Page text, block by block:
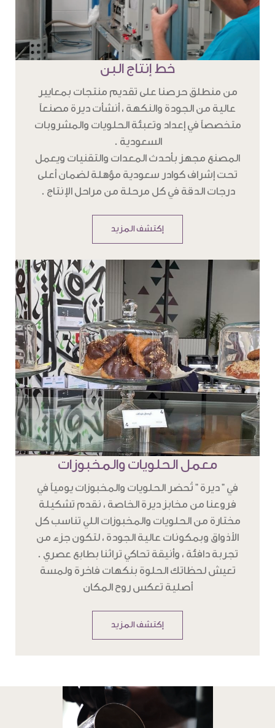
خط إنتاج البن
من منطلق حرصنا على تقديم منتجات بمعايير
عالية من الجودة والنكهة ، أنشأت ديرة مصنعاً
متخصصاً في إعداد وتعبئة الحلويات والمشروبات
السعودية .
المصنع مجهز بأحدث المعدات والتقنيات ويعمل
تحت إشراف كوادر سعودية مؤهلة لضمان أعلى
درجات الدقة في كل مرحلة من مراحل الإنتاج .
إكتشف المزيد
معمل الحلويات والمخبوزات
في " ديرة " تُحضر الحلويات والمخبوزات يومياً في
فروعنا من مخابز ديرة الخاصة ، نقدم تشكيلة
مختارة من الحلويات والمخبوزات اللي تناسب كل
الأذواق وبمكونات عالية الجودة ، لتكون جزء من
تجربة دافئة ، وأنيقة تحاكي تراثنا بطابع عصري .
تعيش لحظاتك الحلوة بنكهات فاخرة ولمسة
أصلية تعكس روح المكان
إكتشف المزيد